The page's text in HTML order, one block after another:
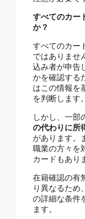
すべてのカー
か？
すべてのカー
ではありませ
込み者が申告
かを確認する
はこの情報を
を判断します。
しかし、一部
の代わりに所
があります。
職業の方々を
カードもあり
在籍確認の有
り異なるため
の詳細な条件
ます。